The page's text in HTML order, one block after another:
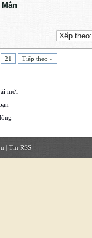
21 Tiếp theo »
mới
| Tin RSS